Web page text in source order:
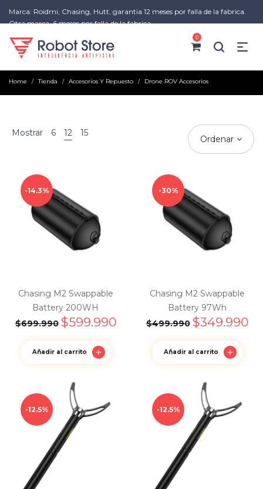
Marca: Roidmi, Chasing, Hutt, garantia 12 meses por falla de la fabrica.
Otra marca, 6 meses por falla de la fabrica
0
Home / Tienda / Accesorios Y Repuesto / Drone ROV Accesorios
Mostrar 6 12 15
Ordenar
14.3%
Chasing M2 Swappable
Battery 200WH
$699.990 $599.990
Añadir al carrito
30%
Chasing M2 Swappable
Battery 97Wh
$499.990 $349.990
Añadir al carrito
12.5% 12.5%